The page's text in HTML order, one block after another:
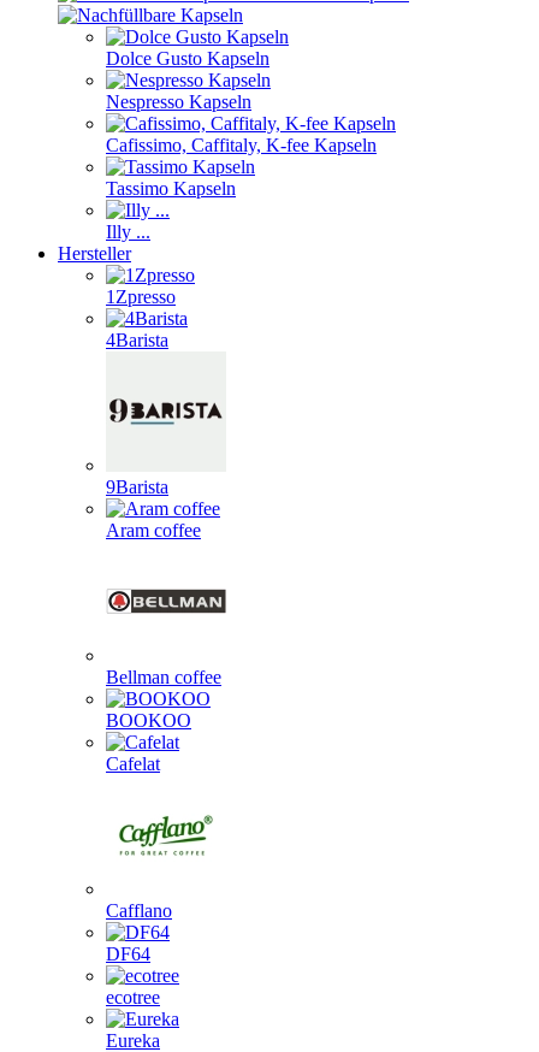
Dolce Gusto Kapseln
Nespresso Kapseln
Cafissimo, Caffitaly, K-fee Kapseln
Tassimo Kapseln
Illy ...
Hersteller
1Zpresso
4Barista
9Barista
Aram coffee
Bellman coffee
BOOKOO
Cafelat
Cafflano
DF64
ecotree
Eureka